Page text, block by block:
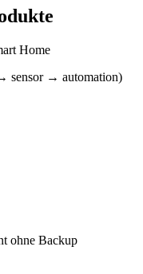
Home
sensor → automation)
ohne Backup